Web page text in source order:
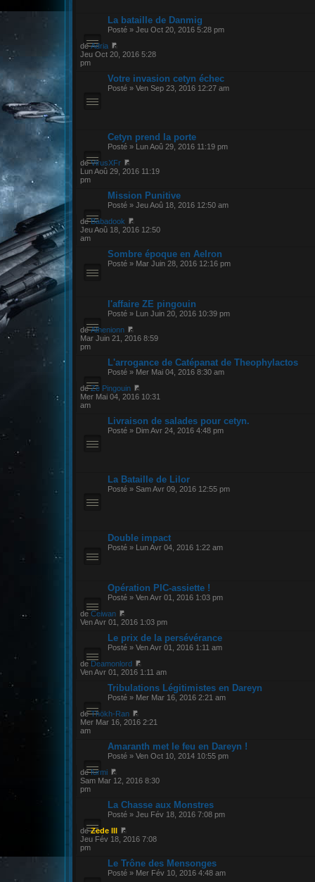
La bataille de Danmig
Posté » Jeu Oct 20, 2016 5:28 pm
deAdria
Jeu Oct 20, 2016 5:28
pm
Votre invasion cetyn échec
Posté » Ven Sep 23, 2016 12:27 am
Cetyn prend la porte
Posté » Lun Aoû 29, 2016 11:19 pm
deVirusXFr
Lun Aoû 29, 2016 11:19
pm
Mission Punitive
Posté » Jeu Aoû 18, 2016 12:50 am
deBabadook
Jeu Aoû 18, 2016 12:50
am
Sombre époque en Aelron
Posté » Mar Juin 28, 2016 12:16 pm
l'affaire ZE pingouin
Posté » Lun Juin 20, 2016 10:39 pm
deAthenionn
Mar Juin 21, 2016 8:59
pm
L'arrogance de Catépanat de Theophylactos
Posté » Mer Mai 04, 2016 8:30 am
deZe Pingouin
Mer Mai 04, 2016 10:31
am
Livraison de salades pour cetyn.
Posté » Dim Avr 24, 2016 4:48 pm
La Bataille de Lilor
Posté » Sam Avr 09, 2016 12:55 pm
Double impact
Posté » Lun Avr 04, 2016 1:22 am
Opération PIC-assiette !
Posté » Ven Avr 01, 2016 1:03 pm
de Ceiwan
Ven Avr 01, 2016 1:03 pm
Le prix de la persévérance
Posté » Ven Avr 01, 2016 1:11 am
de Deamonlord
Ven Avr 01, 2016 1:11 am
Tribulations Légitimistes en Dareyn
Posté » Mer Mar 16, 2016 2:21 am
deThökh-Ran
Mer Mar 16, 2016 2:21
am
Amaranth met le feu en Dareyn !
Posté » Ven Oct 10, 2014 10:55 pm
defurmi
Sam Mar 12, 2016 8:30
pm
La Chasse aux Monstres
Posté » Jeu Fév 18, 2016 7:08 pm
deZede III
Jeu Fév 18, 2016 7:08
pm
Le Trône des Mensonges
Posté » Mer Fév 10, 2016 4:48 am